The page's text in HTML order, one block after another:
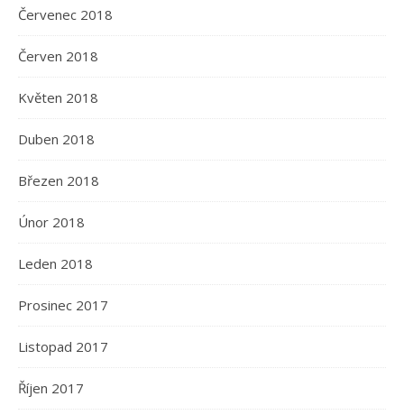
Červenec 2018
Červen 2018
Květen 2018
Duben 2018
Březen 2018
Únor 2018
Leden 2018
Prosinec 2017
Listopad 2017
Říjen 2017